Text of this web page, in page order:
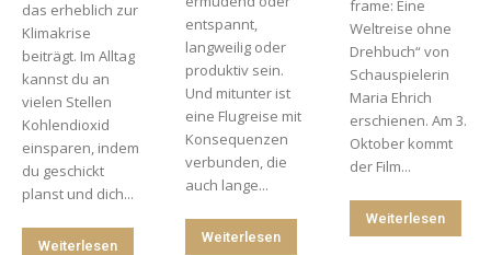
das erheblich zur
Klimakrise
beiträgt. Im Alltag
kannst du an
vielen Stellen
Kohlendioxid
einsparen, indem
du geschickt
planst und dich...
Weiterlesen
entspannt,
langweilig oder
produktiv sein.
Und mitunter ist
eine Flugreise mit
Konsequenzen
verbunden, die
auch lange...
Weiterlesen
frame: Eine
Weltreise ohne
Drehbuch“ von
Schauspielerin
Maria Ehrich
erschienen. Am 3.
Oktober kommt
der Film...
Weiterlesen